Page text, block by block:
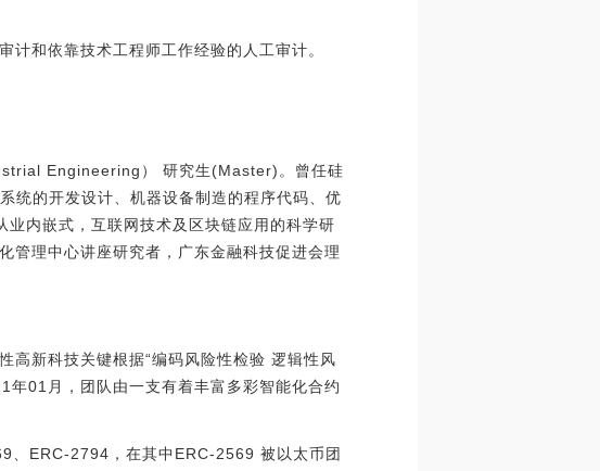
和依靠技术工程师工作经验的人工审计。
Engineering） 研究生(Master)。曾任硅
的开发设计、机器设备制造的程序代码、优
内嵌式，互联网技术及区块链应用的科学研
管理中心讲座研究者，广东金融科技促进会理
高新科技关键根据“编码风险性检验 逻辑性风
年01月，团队由一支有着丰富多彩智能化合约
、ERC-2794，在其中ERC-2569 被以太币团